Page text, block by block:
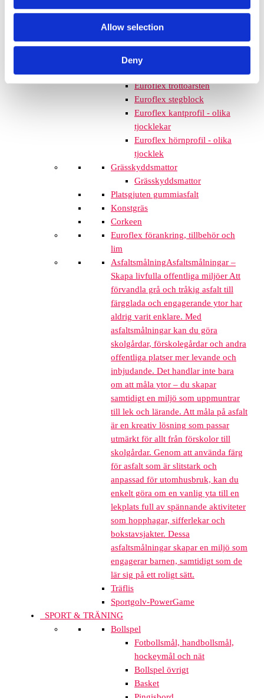
Allow selection
Deny
Euroflex stepper/S & C-block
Euroflex gummistockar
Euroflex hörnskydd
Euroflex gräskantskydd
Euroflex trottoarsten
Euroflex stegblock
Euroflex kantprofil - olika
tjocklekar
Euroflex hörnprofil - olika
tjocklek
Grässkyddsmattor
Grässkyddsmattor
Platsgjuten gummiasfalt
Konstgräs
Corkeen
Euroflex förankring, tillbehör och
lim
AsfaltsmålningAsfaltsmålningar –
Skapa livfulla offentliga miljöer Att
förvandla grå och tråkig asfalt till
färgglada och engagerande ytor har
aldrig varit enklare. Med
asfaltsmålningar kan du göra
skolgårdar, förskolegårdar och andra
offentliga platser mer levande och
inbjudande. Det handlar inte bara
om att måla ytor – du skapar
samtidigt en miljö som uppmuntrar
till lek och lärande. Att måla på asfalt
är en kreativ lösning som passar
utmärkt för allt från förskolor till
skolgårdar. Genom att använda färg
för asfalt som är slitstark och
anpassad för utomhusbruk, kan du
enkelt göra om en vanlig yta till en
lekplats full av spännande aktiviteter
som hopphagar, sifferlekar och
bokstavsjakter. Dessa
asfaltsmålningar skapar en miljö som
engagerar barnen, samtidigt som de
lär sig på ett roligt sätt.
Träflis
Sportgolv-PowerGame
SPORT & TRÄNING
Bollspel
Fotbollsmål, handbollsmål,
hockeymål och nät
Bollspel övrigt
Basket